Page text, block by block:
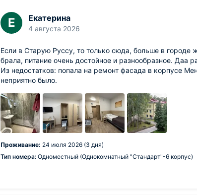
Е Екатерина
4 августа 2026
Если в Старую Руссу, то только сюда, больше в городе
брала, питание очень достойное и разнообразное. Даа
Из недостатков: попала на ремонт фасада в корпусе
неприятно было.
Проживание: 24 июля 2026 (3 дня)
Тип номера: Одноместный (Однокомнатный "Стандарт"-6 корпус)